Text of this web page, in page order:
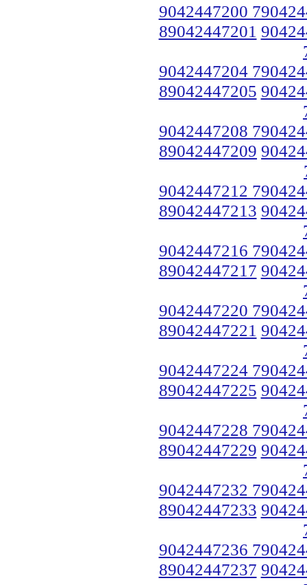
9042447200
89042447201
9042447204
89042447205
9042447208
89042447209
9042447212
89042447213
9042447216
89042447217
9042447220
89042447221
9042447224
89042447225
9042447228
89042447229
9042447232
89042447233
9042447236
89042447237